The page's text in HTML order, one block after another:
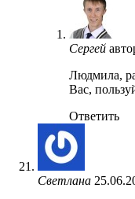
Сергей
Людмила,
Вас,
Ответить
Светлана